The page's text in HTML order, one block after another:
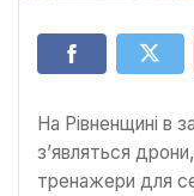
На Рівненщині в
з’являться
тренажери для